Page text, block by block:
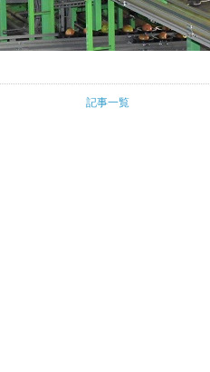
記事一覧